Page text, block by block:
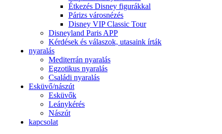
Étkezés Disney figurákkal
Párizs városnézés
Disney VIP Classic Tour
Disneyland Paris APP
Kérdések és válaszok, utasaink írták
nyaralás
Mediterrán nyaralás
Egzotikus nyaralás
Családi nyaralás
Esküvő/nászút
Esküvők
Leánykérés
Nászút
kapcsolat